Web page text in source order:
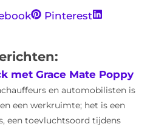
Pinterest
met Grace Mate Poppy
en automobilisten is
een werkruimte; het is een
een toevluchtsoord tijdens